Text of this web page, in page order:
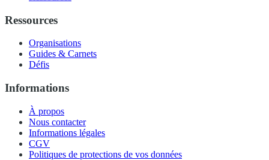
Ressources
Organisations
Guides & Carnets
Défis
Informations
À propos
Nous contacter
Informations légales
CGV
Politiques de protections de vos données